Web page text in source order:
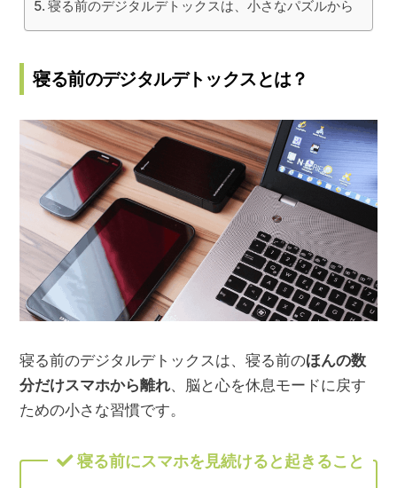
寝る前のデジタルデトックスは、小さなパズルから
寝る前のデジタルデトックスとは？
寝る前のデジタルデトックスは、寝る前のほんの数
分だけスマホから離れ、脳と心を休息モードに戻す
ための小さな習慣です。
寝る前にスマホを見続けると起きること